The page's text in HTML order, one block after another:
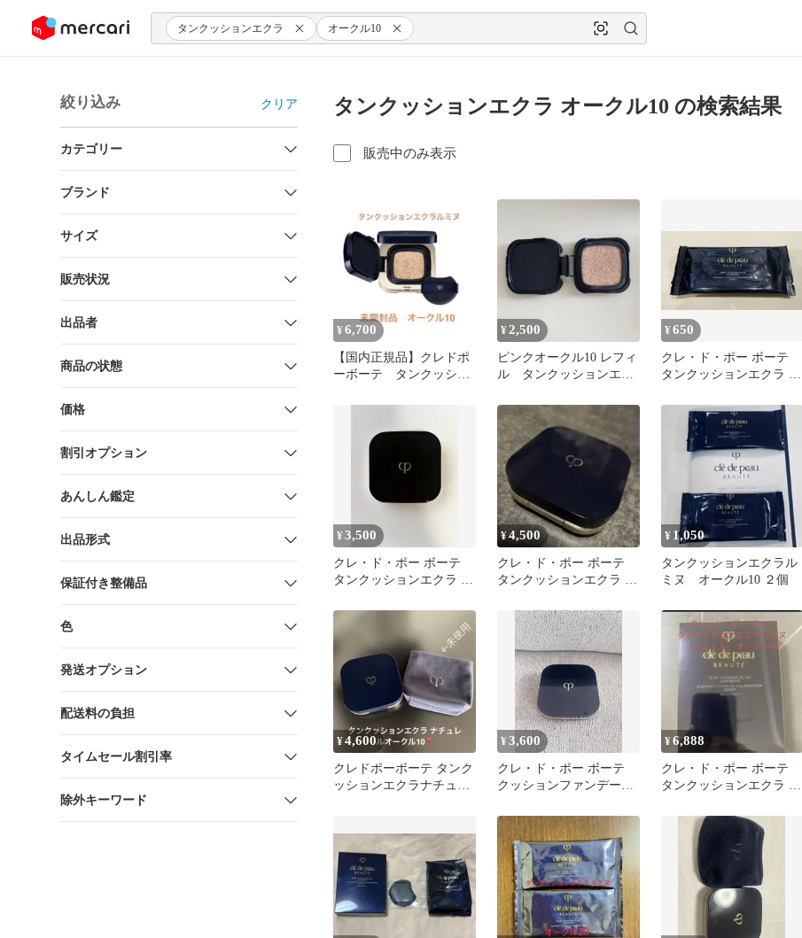
ツにスキップ タンクッションエクラ オークル10
絞り込み クリア
カテゴリー
ブランド
サイズ
販売状況
出品者
商品の状態
価格
割引オプション
あんしん鑑定
出品形式
保証付き整備品
色
発送オプション
配送料の負担
タイムセール割引率
除外キーワード
タンクッションエクラ オークル10 の検索結果
販売中のみ表示
¥ 6,700
【国内正規品】クレドポ
ーボーテ タンクッショ
¥2,500
ピンクオークル10 レフィ
ル タンクッションエク
¥650
クレ・ド・ポー ボーテ
タンクッションエクラ ル
ル
¥3,500
クレ・ド・ポー ボーテ
タンクッションエクラ ル
付き
¥4,500
クレ・ド・ポー ボーテ
タンクッションエクラ ナ
¥ 1,050
タンクッションエクラル
ミヌ オークル10 ２個
¥4,600
クレドポーボーテ タンク
ッションエクラナチュレ
¥3,600
クレ・ド・ポー ボーテ
クッションファンデーシ
¥6,888
クレ・ド・ポー ボーテ
タンクッションエクラ ル
ル10